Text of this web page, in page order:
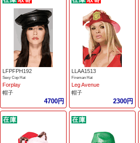
LFPFPH192
Sexy Cop Hat
Forplay
帽子
4700円
LLAA1513
Fireman Hat
Leg Avenue
帽子
2300円